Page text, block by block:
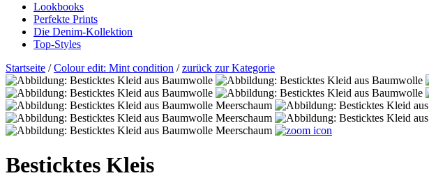
Lookbooks
Perfekte Prints
Die Denim-Kollektion
Top-Styles
Startseite /Colour edit: Mint condition /zurück zur Kategorie
Besticktes Kleis